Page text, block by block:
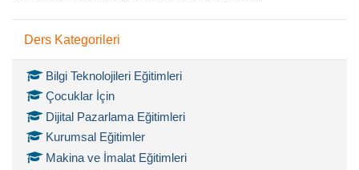
Ders Kategorileri
Bilgi Teknolojileri Eğitimleri
Çocuklar İçin
Dijital Pazarlama Eğitimleri
Kurumsal Eğitimler
Makina ve İmalat Eğitimleri